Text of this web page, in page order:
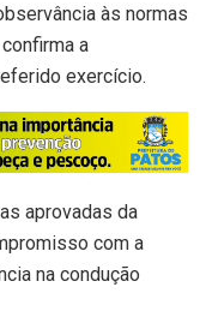
às normas
a
exercício.
aprovadas da
com a
na condução